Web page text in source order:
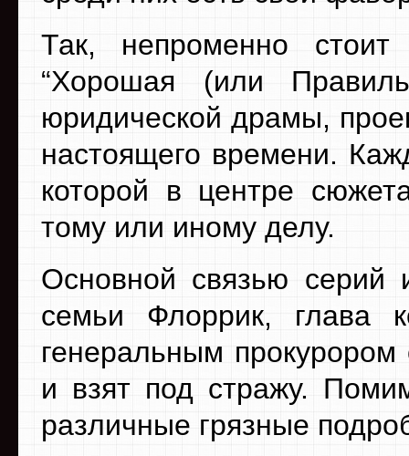
Так, непроменно
“Хорошая (или
юридической драмы,
настоящего времени.
которой в центре
тому или иному делу.
Основной связью серий
семьи Флоррик, глава
генеральным
и взят под стражу.
различные грязные